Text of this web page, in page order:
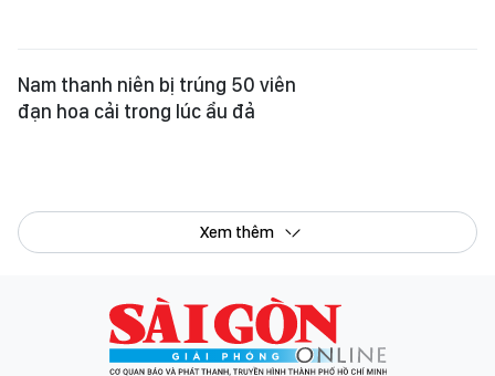
Nam thanh niên bị trúng 50 viên
đạn hoa cải trong lúc ẩu đả
Xem thêm